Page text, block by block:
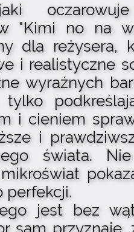
"Kimi no na
dla reżysera,
i realistyczne
wyraźnych
tylko
i cieniem
i
świata.
perfekcji.
jest bez
sam przyznaje,